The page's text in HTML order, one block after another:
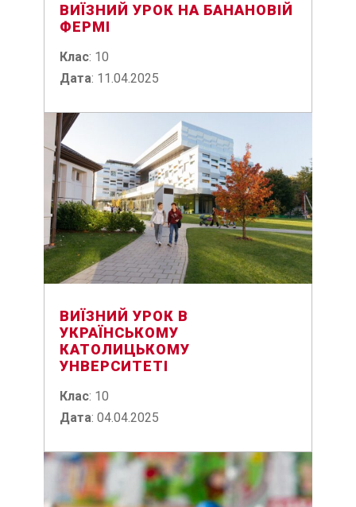
ВИЇЗНИЙ УРОК НА БАНАНОВІЙ
ФЕРМІ
Клас: 10
Дата: 11.04.2025
ВИЇЗНИЙ УРОК В
УКРАЇНСЬКОМУ
КАТОЛИЦЬКОМУ
УНВЕРСИТЕТІ
Клас: 10
Дата: 04.04.2025